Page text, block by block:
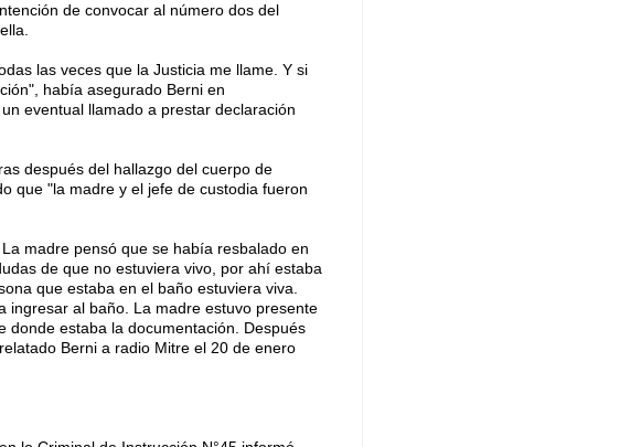
de convocar al número dos del
las veces que la Justicia me llame. Y si
había asegurado Berni en
eventual llamado a prestar declaración
después del hallazgo del cuerpo de
que "la madre y el jefe de custodia fueron
madre pensó que se había resbalado en
de que no estuviera vivo, por ahí estaba
que estaba en el baño estuviera viva.
ingresar al baño. La madre estuvo presente
donde estaba la documentación. Después
Berni a radio Mitre el 20 de enero